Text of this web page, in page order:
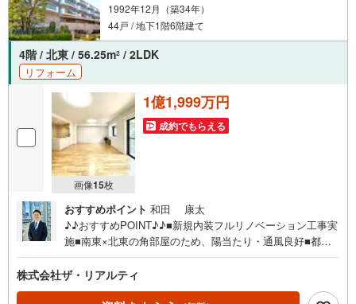
1992年12月（築34年）
44戸 / 地下1階6階建て
4階 / 北東 / 56.25m2 / 2LDK
リフォーム
画像15枚
1億1,999万円
成約でもらえる
おすすめポイント 和田 康太
♪♪おすすめPOINT♪♪■新規内装フルリノベーション工事実
施■南東×北東の角部屋のため、陽当たり・通風良好■都心
さと自然を満喫できる立地です。■あると便利な宅配ボック
スもございます。■新耐震基準マンション■オートロック有
株式会社ザ・リアルティ